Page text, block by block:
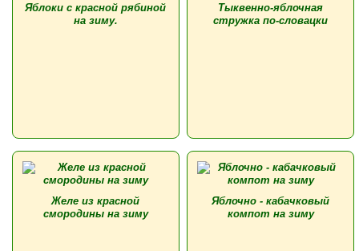
Яблоки с красной рябиной
на зиму.
Тыквенно-яблочная
стружка по-словацки
Желе из красной
смородины на зиму
Яблочно - кабачковый
компот на зиму